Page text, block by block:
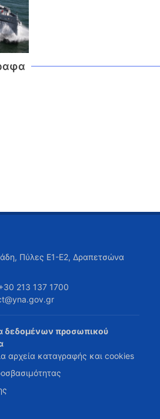
Πύλες Ε1-Ε2, Δραπετσώνα
213 137 1700
δεδομένων προσωπικού
αρχεία καταγραφής και cookies